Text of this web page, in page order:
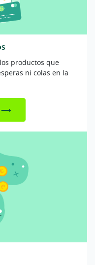
productos que
ni colas en la